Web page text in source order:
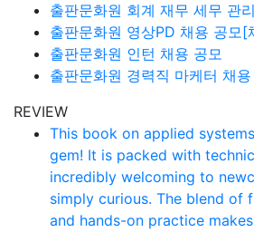
출판문화원 회계 재무 세무 관
출판문화원 영상PD 채용 공모[
출판문화원 인턴 채용 공모
출판문화원 경력직 마케터 채
REVIEW
This book on applied
gem! It is packed with
incredibly welcoming to
simply curious. The blend of
and hands-on practice